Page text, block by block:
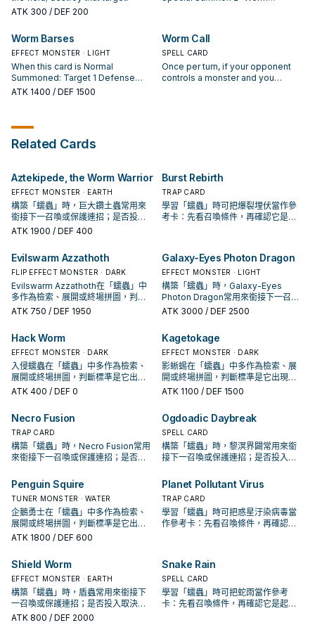
ATK 300 / DEF 200
4 monsters the turn you activate
this card.
Worm Barses
EFFECT MONSTER · LIGHT
When this card is Normal
Summoned: Target 1 Defense
Position monster; change that
ATK 1400 / DEF 1500
Worm Call
SPELL CARD
Once per turn, if your opponent
controls a monster and you
Related Cards
Aztekipede, the Worm Warrior
EFFECT MONSTER · EARTH
構築「蠕蟲」時，巨大鑽土蟲常用來
銜接下一召喚或保護連招；是否投入
取決於你的手坑／解場配置。
ATK 1900 / DEF 400
Burst Rebirth
TRAP CARD
學習「蠕蟲」時可把爆裂埋伏當作參
考卡：先看召喚條件，再確認它是起
Evilswarm Azzathoth
FLIP EFFECT MONSTER · DARK
Evilswarm Azzathoth在「蠕蟲」中
多作為檢索、展開或終場拼圖，判斷
標準是它出現在成功起手中的頻率。
ATK 750 / DEF 1950
Galaxy-Eyes Photon Dragon
EFFECT MONSTER · LIGHT
構築「蠕蟲」時，Galaxy-Eyes
Photon Dragon常用來銜接下一召喚
或保護連招；是否投入取決於你的手
ATK 3000 / DEF 2500
Hack Worm
EFFECT MONSTER · DARK
入侵蠕蟲在「蠕蟲」中多作為檢索、
展開或終場拼圖，判斷標準是它出現
在成功起手中的頻率。
ATK 400 / DEF 0
Kagetokage
EFFECT MONSTER · DARK
影蜥蜴在「蠕蟲」中多作為檢索、展
開或終場拼圖，判斷標準是它出現在
成功起手中的頻率。
ATK 1100 / DEF 1500
Necro Fusion
TRAP CARD
構築「蠕蟲」時，Necro Fusion常用
來銜接下一召喚或保護連招；是否投
Ogdoadic Daybreak
SPELL CARD
構築「蠕蟲」時，黎溟界闢常用來銜
接下一召喚或保護連招；是否投入取
Penguin Squire
TUNER MONSTER · WATER
企鵝勇士在「蠕蟲」中多作為檢索、
展開或終場拼圖，判斷標準是它出現
在成功起手中的頻率。
ATK 1800 / DEF 600
Planet Pollutant Virus
TRAP CARD
學習「蠕蟲」時可把惑星汙染病毒當
作參考卡：先看召喚條件，再確認它
Shield Worm
EFFECT MONSTER · EARTH
構築「蠕蟲」時，盾蟲常用來銜接下
一召喚或保護連招；是否投入取決於
你的手坑／解場配置。
ATK 800 / DEF 2000
Snake Rain
SPELL CARD
學習「蠕蟲」時可把蛇雨當作參考
卡：先看召喚條件，再確認它是起